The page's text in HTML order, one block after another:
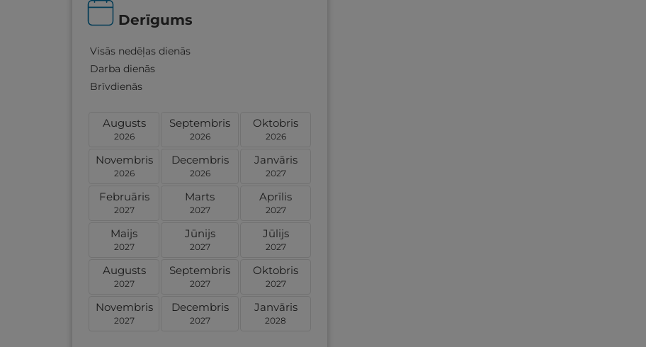
Derīgums
Visās nedēļas dienās
Darba dienās
Brīvdienās
Augusts
2026
Septembris
2026
Oktobris
2026
Novembris
2026
Decembris
2026
Janvāris
2027
Februāris
2027
Marts
2027
Aprīlis
2027
Maijs
2027
Jūnijs
2027
Jūlijs
2027
Augusts
2027
Septembris
2027
Oktobris
2027
Novembris
2027
Decembris
2027
Janvāris
2028